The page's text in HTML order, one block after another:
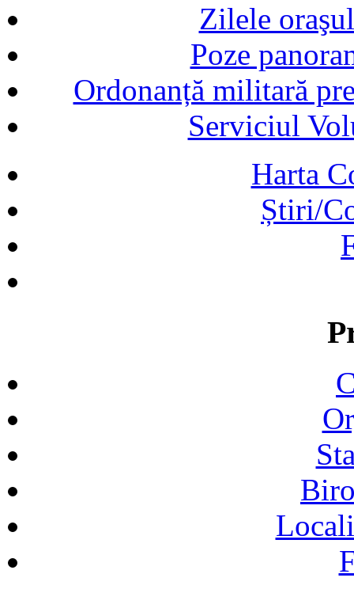
Zilele
Poze
Ordonanță militară
Serviciul
Harta
Știri/